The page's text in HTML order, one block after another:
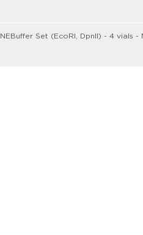
NEBuffer Set (EcoRI, DpnII) - 4 vials -